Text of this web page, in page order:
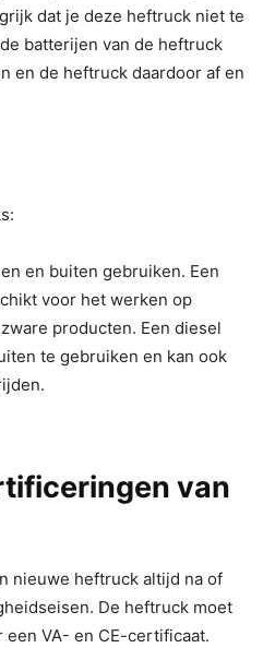
dat je deze heftruck niet te
batterijen van de heftruck
en de heftruck daardoor af en
en buiten gebruiken. Een
voor het werken op
producten. Een diesel
te gebruiken en kan ook
van
nieuwe heftruck altijd na of
De heftruck moet
VA- en CE-certificaat.